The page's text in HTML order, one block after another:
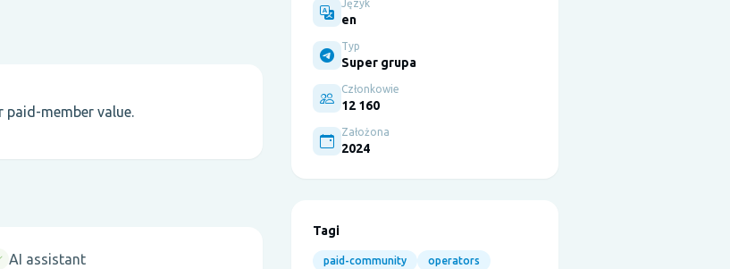
member value.
AI assistant
Język
en
Typ
Super grupa
Członkowie
12 160
Założona
2024
Tagi
paid-community
operators